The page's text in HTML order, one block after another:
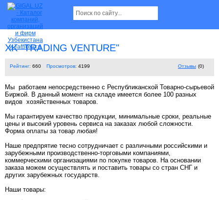
XK "TRADING VENTURE"
Рейтинг: 660 Просмотров: 4199 Отзывы (0)
Мы работаем непосредственно с Республиканской Товарно-сырьевой
Биржой. В данный момент на складе имеется более 100 разных
видов хозяйственных товаров.
Мы гарантируем качество продукции, минимальные сроки, реальные
цены и высокий уровень сервиса на заказах любой сложности.
Форма оплаты за товар любая!
Наше предпрятие тесно сотрудничает с различными российскими и
зарубежными производственно-торговыми компаниями,
коммерческими организациями по покупке товаров. На основании
заказа можем осуществлять и поставить товары со стран СНГ и
других зарубежных государств.
Наши товары: